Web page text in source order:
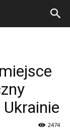
2474